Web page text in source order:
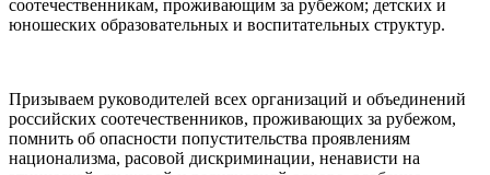
соотечественникам, проживающим за рубежом; детских и
юношеских образовательных и воспитательных структур.
Призываем руководителей всех организаций и объединений
российских соотечественников, проживающих за рубежом,
помнить об опасности попустительства проявлениям
национализма, расовой дискриминации, ненависти на